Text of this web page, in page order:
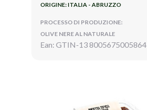
ORIGINE: ITALIA - ABRUZZO
PROCESSO DI PRODUZIONE:
OLIVE NERE AL NATURALE
Ean: GTIN-13 8005675005864